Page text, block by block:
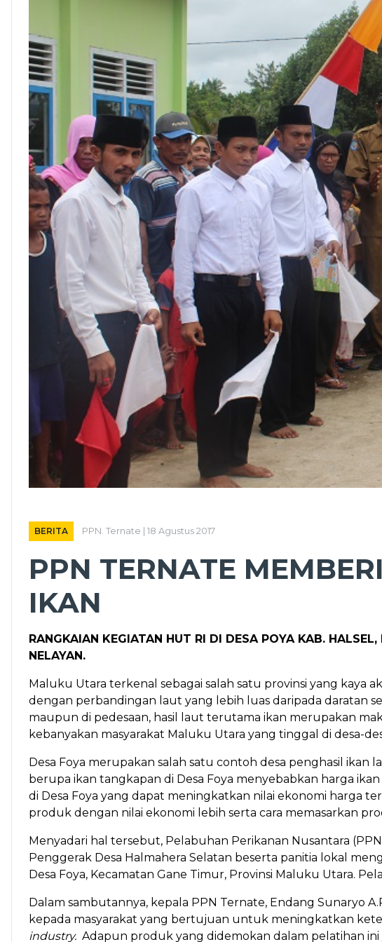
BERITA PPN. Ternate | 18 Agustus 2017
PPN TERNATE
IKAN
RANGKAIAN KEGIATAN HUT RI DI DESA POYA KAB.
NELAYAN.
Maluku Utara terkenal sebagai salah satu provinsi yang kaya
dengan perbandingan laut yang lebih luas daripada daratan
maupun di pedesaan, hasil laut terutama ikan merupakan
kebanyakan masyarakat Maluku Utara yang tinggal di desa-
Desa Foya merupakan salah satu contoh desa penghasil
berupa ikan tangkapan di Desa Foya menyebabkan harga
di Desa Foya yang dapat meningkatkan nilai ekonomi harga
produk dengan nilai ekonomi lebih serta cara memasarkan
Menyadari hal tersebut, Pelabuhan Perikanan Nusantara
Penggerak Desa Halmahera Selatan beserta panitia lokal
Desa Foya, Kecamatan Gane Timur, Provinsi Maluku Utara.
Dalam sambutannya, kepala PPN Ternate, Endang Sunaryo
kepada masyarakat yang bertujuan untuk meningkatkan
industry. Adapun produk yang didemokan dalam pelatihan